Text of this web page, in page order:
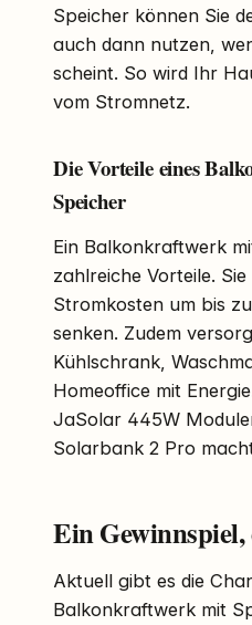
Speicher können Sie
auch dann nutzen,
scheint. So wird Ihr
vom Stromnetz.
Die Vorteile eines
Speicher
Ein Balkonkraftwerk
zahlreiche Vorteile.
Stromkosten um bis
senken. Zudem
Kühlschrank,
Homeoffice mit
JaSolar 445W
Solarbank 2 Pro
Ein
Aktuell gibt es die
Balkonkraftwerk mit